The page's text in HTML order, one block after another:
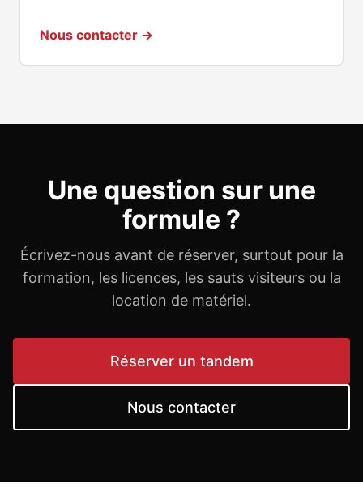
Nous contacter →
Une question sur une
formule ?
Écrivez-nous avant de réserver, surtout pour la
formation, les licences, les sauts visiteurs ou la
location de matériel.
Réserver un tandem
Nous contacter